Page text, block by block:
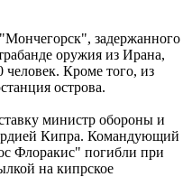
задержанного
оружия из Ирана,
человек. Кроме того, из
острова.
министр обороны и
Кипра. Командующий
Флоракис" погибли при
на кипрское